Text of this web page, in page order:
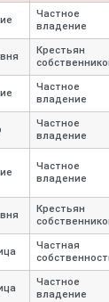
Частное
владение
Крестьян
Частное
владение
Частное
владение
Частное
владение
Крестьян
Частная
Частное
владение